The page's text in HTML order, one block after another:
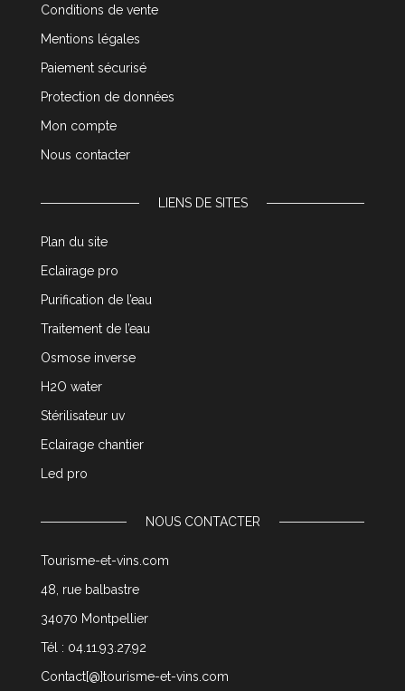
Conditions de vente
Mentions légales
Paiement sécurisé
Protection de données
Mon compte
Nous contacter
LIENS DE SITES
Plan du site
Eclairage pro
Purification de l’eau
Traitement de l’eau
Osmose inverse
H2O water
Stérilisateur uv
Eclairage chantier
Led pro
NOUS CONTACTER
Tourisme-et-vins.com
48, rue balbastre
34070 Montpellier
Tél : 04.11.93.27.92
Contact[@]tourisme-et-vins.com